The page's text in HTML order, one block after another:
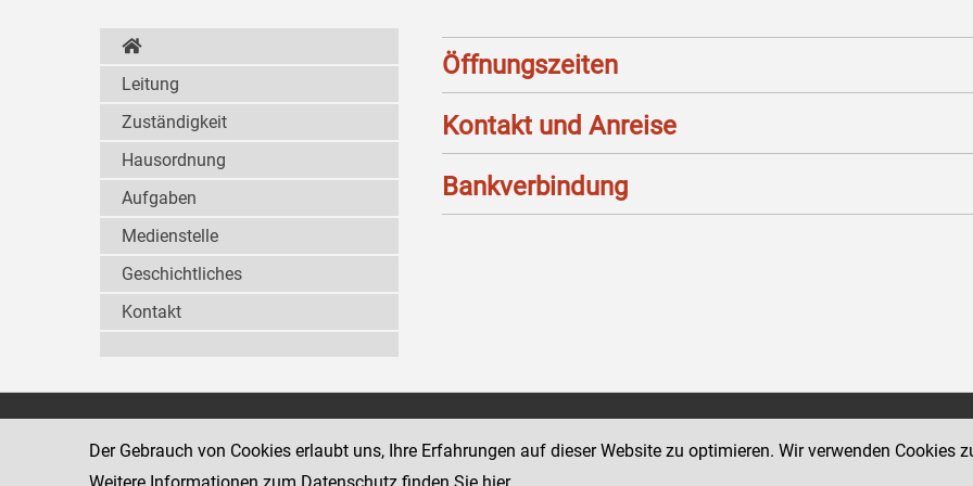
Öffnungszeiten
Kontakt und Anreise
Bankverbindung
Leitung
Zuständigkeit
Hausordnung
Aufgaben
Medienstelle
Geschichtliches
Kontakt
Wickenburggasse 18-20
der Justiz und des BMJ
Der Gebrauch von Cookies erlaubt uns, Ihre Erfahrungen auf dieser Website zu optimieren. Wir verwenden